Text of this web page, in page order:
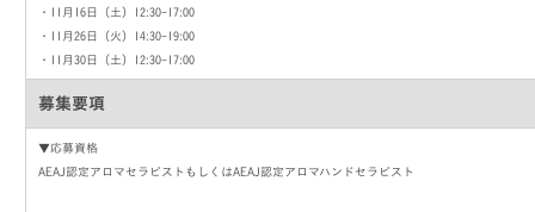
・11月16日（土）12:30-17:00
・11月26日（火）14:30-19:00
・11月30日（土）12:30-17:00
募集要項
▼応募資格
AEAJ認定アロマセラピストもしくはAEAJ認定アロマハンドセラピスト